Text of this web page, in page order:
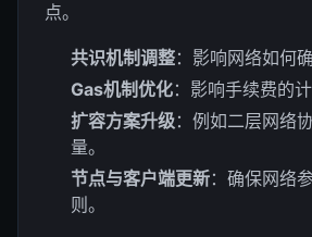
点。
共识机制调整：影响网络如何
Gas机制优化：影响手续费的
扩容方案升级：例如二层网络
量。
节点与客户端更新：确保网络
则。